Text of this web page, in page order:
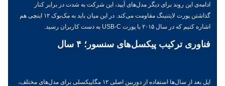
ادامه‌ی این روند برای دیگر مدل‌های آیپد، این شرکت به شدت در برابر کنار
گذاشتن پورت لایتنینگ مقاومت می‌کند. در این میان باید به مک‌بوک ۱۲ اینچی هم
اشاره کنیم که در سال ۲۰۱۵ با پورت USB-C به دست کاربران رسید.
فناوری ترکیب پیکسل‌های سنسور؛ ۴ سال
اپل بعد از سال‌ها استفاده از دوربین اصلی ۱۲ مگاپیکسلی برای مدل‌های مختلف،